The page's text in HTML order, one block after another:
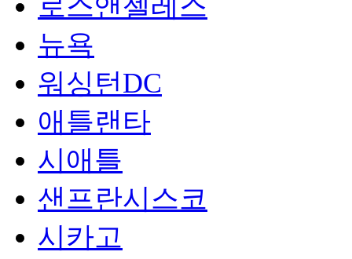
로스앤젤레스
뉴욕
워싱턴DC
애틀랜타
시애틀
샌프란시스코
시카고